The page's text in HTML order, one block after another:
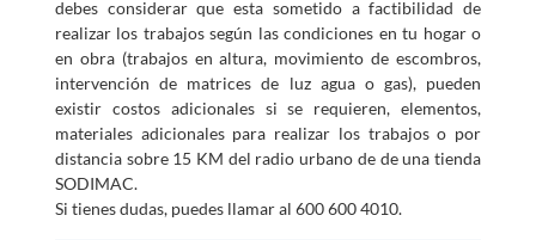
debes considerar que esta sometido a factibilidad de
realizar los trabajos según las condiciones en tu hogar o
en obra (trabajos en altura, movimiento de escombros,
intervención de matrices de luz agua o gas), pueden
existir costos adicionales si se requieren, elementos,
materiales adicionales para realizar los trabajos o por
distancia sobre 15 KM del radio urbano de de una tienda
SODIMAC.
Si tienes dudas, puedes llamar al 600 600 4010.